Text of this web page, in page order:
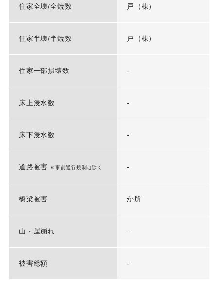
住家全壊/全焼数 戸（棟）
住家半壊/半焼数 戸（棟）
住家一部損壊数 -
床上浸水数 -
床下浸水数 -
道路被害 ※事前通行規制は除く -
橋梁被害 か所
山・崖崩れ -
被害総額 -